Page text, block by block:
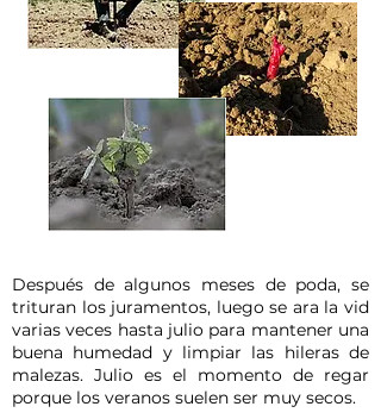
Después de algunos meses de poda, se
trituran los juramentos, luego se ara la vid
varias veces hasta julio para mantener una
buena humedad y limpiar las hileras de
malezas. Julio es el momento de regar
porque los veranos suelen ser muy secos.